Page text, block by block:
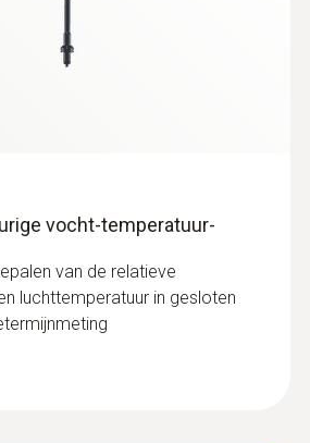
vocht-temperatuur-
van de relatieve
luchttemperatuur in gesloten